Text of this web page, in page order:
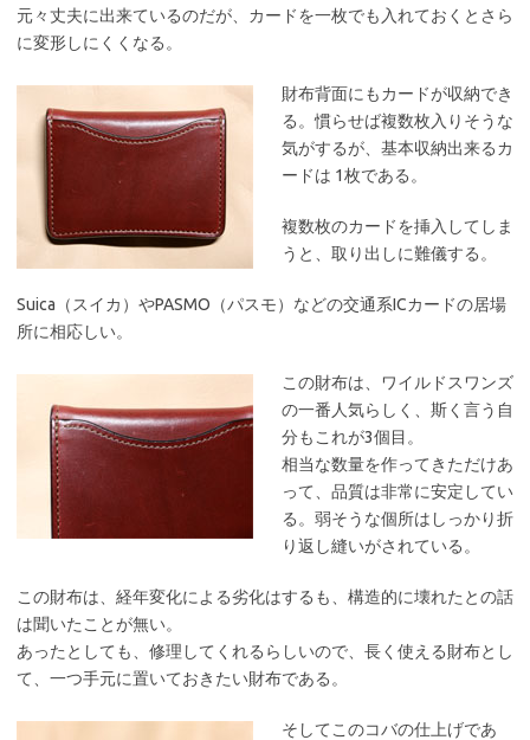
元々丈夫に出来ているのだが、カードを一枚でも入れておくとさら
に変形しにくくなる。
財布背面にもカードが収納でき
る。慣らせば複数枚入りそうな
気がするが、基本収納出来るカ
ードは 1枚である。
複数枚のカードを挿入してしま
うと、取り出しに難儀する。
Suica（スイカ）やPASMO（パスモ）などの交通系ICカードの居場
所に相応しい。
この財布は、ワイルドスワンズ
の一番人気らしく、斯く言う自
分もこれが3個目。
相当な数量を作ってきただけあ
って、品質は非常に安定してい
る。弱そうな個所はしっかり折
り返し縫いがされている。
この財布は、経年変化による劣化はするも、構造的に壊れたとの話
は聞いたことが無い。
あったとしても、修理してくれるらしいので、長く使える財布とし
て、一つ手元に置いておきたい財布である。
そしてこのコバの仕上げであ